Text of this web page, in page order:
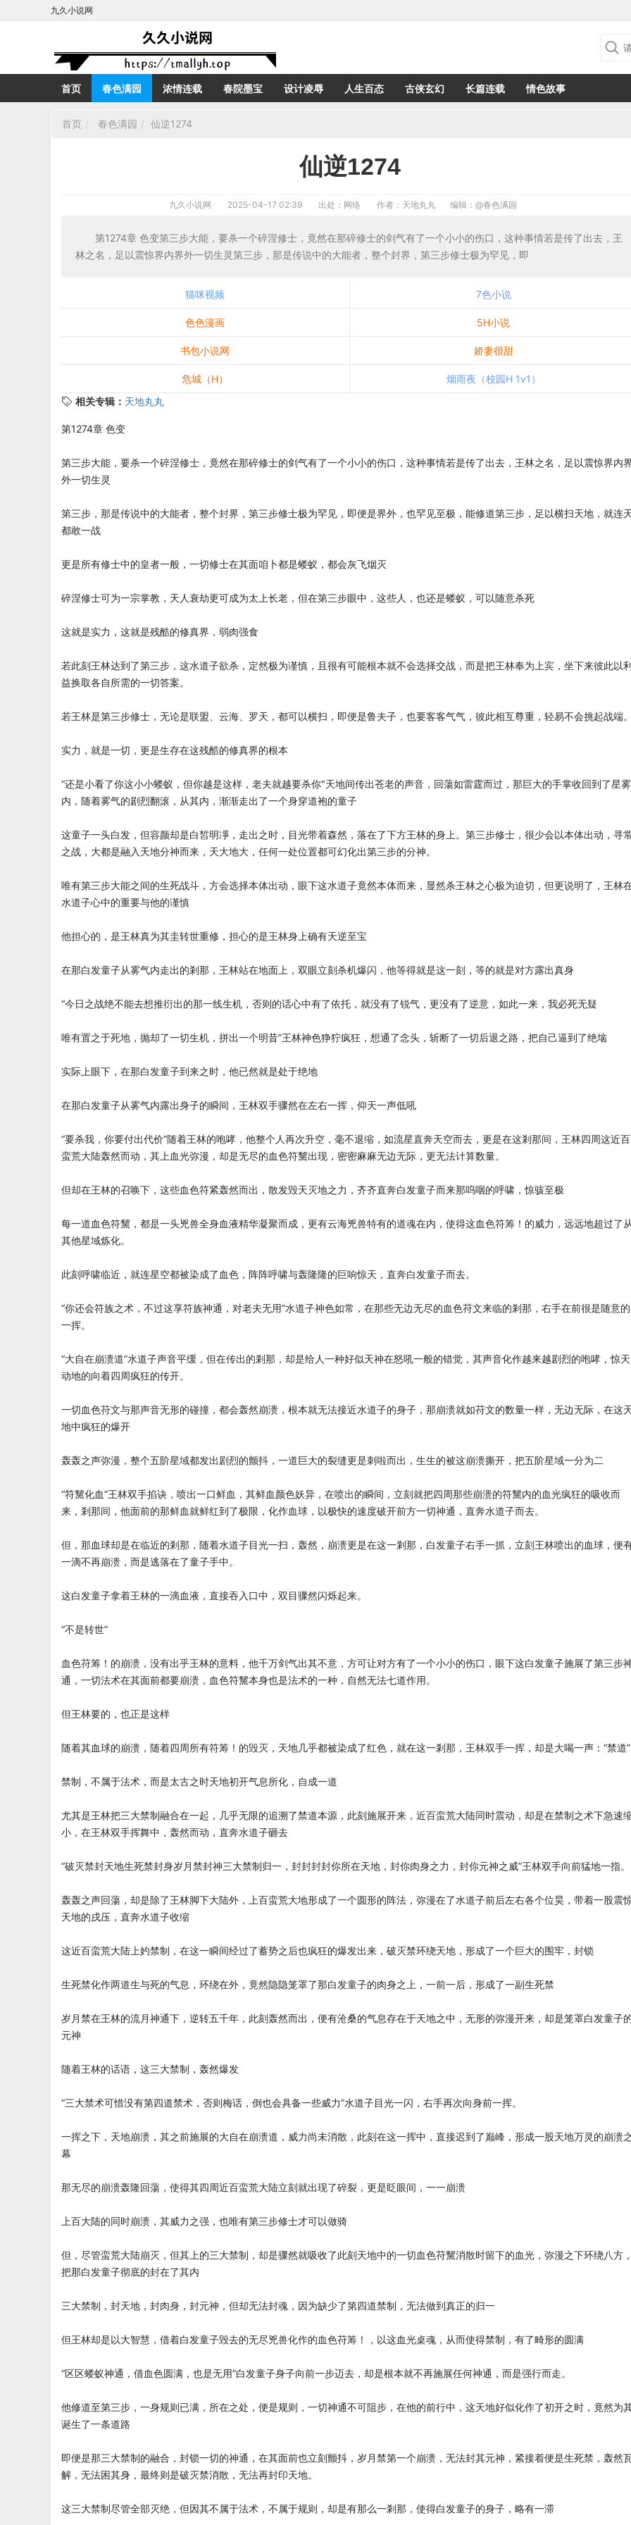
九久小说网
首页 春色满园 浓情连载 春院墨宝 设计凌辱 人生百态 古侠玄幻 长篇连载 情色故事
首页 春色满园 仙逆1274
仙逆1274
九久小说网 2025-04-17 02:39 出处：网络 作者：天地丸丸 编辑： @春色满园
第1274章 色变第三步大能，要杀一个碎涅修士，竟然在那碎修士的剑气有了一个小小的伤口，这种事情若是传了出去，王
林之名，足以震惊界内界外一切生灵第三步，那是传说中的大能者，整个封界，第三步修士极为罕见，即
猫咪视频 7色小说
色色漫画 5H小说
书包小说网 娇妻很甜
危城（H）
烟雨夜（校园H 1v1）
相关专辑： 天地丸丸
第1274章 色变
第三步大能，要杀一个碎涅修士，竟然在那碎修士的剑气有了一个小小的伤口，这种事情若是传了出去，王林之名，足以震惊界内
外一切生灵
第三步，那是传说中的大能者，整个封界，第三步修士极为罕见，即便是界外，也罕见至极，能修道第三步，足以横扫天地，就连
都敢一战
更是所有修士中的皇者一般，一切修士在其面咱卜都是蝼蚁，都会灰飞烟灭
碎涅修士可为一宗掌教，天人衰劫更可成为太上长老，但在第三步眼中，这些人，也还是蝼蚁，可以随意杀死
这就是实力，这就是残酷的修真界，弱肉强食
若此刻王林达到了第三步，这水道子欲杀，定然极为谨慎，且很有可能根本就不会选择交战，而是把王林奉为上宾，坐下来彼此以
益换取各自所需的一切答案。
若王林是第三步修士，无论是联盟、云海、罗天，都可以横扫，即便是鲁夫子，也要客客气气，彼此相互尊重，轻易不会挑起战端
实力，就是一切，更是生存在这残酷的修真界的根本
“还是小看了你这小小蝼蚁，但你越是这样，老夫就越要杀你"天地间传出苍老的声音，回蕩如雷霆而过，那巨大的手掌收回到了星雾
内，随着雾气的剧烈翻滚，从其内，渐渐走出了一个身穿道袍的童子
这童子一头白发，但容颜却是白皙明凈，走出之时，目光带着森然，落在了下方王林的身上。第三步修士，很少会以本体出动，寻
之战，大都是融入天地分神而来，天大地大，任何一处位置都可幻化出第三步的分神。
唯有第三步大能之间的生死战斗，方会选择本体出动，眼下这水道子竟然本体而来，显然杀王林之心极为迫切，但更说明了，王林
水道子心中的重要与他的谨慎
他担心的，是王林真为其圭转世重修，担心的是王林身上确有天逆至宝
在那白发童子从雾气内走出的剎那，王林站在地面上，双眼立刻杀机爆闪，他等得就是这一刻，等的就是对方露出真身
“今日之战绝不能去想推衍出的那一线生机，否则的话心中有了依托，就没有了锐气，更没有了逆意，如此一来，我必死无疑
唯有置之于死地，抛却了一切生机，拼出一个明昔”王林神色狰狞疯狂，想通了念头，斩断了一切后退之路，把自己逼到了绝垴
实际上眼下，在那白发童子到来之时，他已然就是处于绝地
在那白发童子从雾气内露出身子的瞬间，王林双手骤然在左右一挥，仰天一声低吼
“要杀我，你要付出代价”随着王林的咆哮，他整个人再次升空，毫不退缩，如流星直奔天空而去，更是在这剎那间，王林四周这近百
蛮荒大陆轰然而动，其上血光弥漫，却是无尽的血色符黧出现，密密麻麻无边无际，更无法计算数量。
但却在王林的召唤下，这些血色符紧轰然而出，散发毁天灭地之力，齐齐直奔白发童子而来那呜咽的呼啸，惊骇至极
每一道血色符黧，都是一头兇兽全身血液精华凝聚而成，更有云海兇兽特有的道魂在内，使得这血色符筹！的威力，远远地超过了
其他星域炼化。
此刻呼啸临近，就连星空都被染成了血色，阵阵呼啸与轰隆隆的巨响惊天，直奔白发童子而去。
“你还会符族之术，不过这享符族神通，对老夫无用”水道子神色如常，在那些无边无尽的血色苻文来临的剎那，右手在前很是随意的
一挥。
“大自在崩溃道”水道子声音平缓，但在传出的剎那，却是给人一种好似天神在怒吼一般的错觉，其声音化作越来越剧烈的咆哮，惊天
动地的向着四周疯狂的传开。
一切血色苻文与那声音无形的碰撞，都会轰然崩溃，根本就无法接近水道子的身子，那崩溃就如苻文的数量一样，无边无际，在这
地中疯狂的爆开
轰轰之声弥漫，整个五阶星域都发出剧烈的颤抖，一道巨大的裂缝更是刺啦而出，生生的被这崩溃撕开，把五阶星域一分为二
“符黧化血”王林双手掐诀，喷出一口鲜血，其鲜血颜色妖异，在喷出的瞬间，立刻就把四周那些崩溃的符黧内的血光疯狂的吸收而
来，剎那间，他面前的那鲜血就鲜红到了极限，化作血球，以极快的速度破开前方一切神通，直奔水道子而去。
但，那血球却是在临近的剎那，随着水道子目光一扫，轰然，崩溃更是在这一剎那，白发童子右手一抓，立刻王林喷出的血球，便
一滴不再崩溃，而是逃落在了童子手中。
这白发童子拿着王林的一滴血液，直接吞入口中，双目骤然闪烁起来。
“不是转世”
血色苻筹！的崩溃，没有出乎王林的意料，他千万剑气出其不意，方可让对方有了一个小小的伤口，眼下这白发童子施展了第三步
通，一切法术在其面前都要崩溃，血色符黧本身也是法术的一种，自然无法七道作用。
但王林要的，也正是这样
随着其血球的崩溃，随着四周所有符筹！的毁灭，天地几乎都被染成了红色，就在这一剎那，王林双手一挥，却是大喝一声：“禁道”
禁制，不属于法术，而是太古之时天地初开气息所化，自成一道
尤其是王林把三大禁制融合在一起，几乎无限的追溯了禁道本源，此刻施展开来，近百蛮荒大陆同时震动，却是在禁制之术下急速
小，在王林双手挥舞中，轰然而动，直奔水道子砸去
“破灭禁封天地生死禁封身岁月禁封神三大禁制归一，封封封封你所在天地，封你肉身之力，封你元神之威”王林双手向前猛地一指。
轰轰之声回蕩，却是除了王林脚下大陆外，上百蛮荒大地形成了一个圆形的阵法，弥漫在了水道子前后左右各个位昊，带着一股震
天地的戌压，直奔水道子收缩
这近百蛮荒大陆上妁禁制，在这一瞬间经过了蓄势之后也疯狂的爆发出来，破灭禁环绕天地，形成了一个巨大的围牢，封锁
生死禁化作两道生与死的气息，环绕在外，竟然隐隐笼罩了那白发童子的肉身之上，一前一后，形成了一副生死禁
岁月禁在王林的流月神通下，逆转五千年，此刻轰然而出，便有沧桑的气息存在于天地之中，无形的弥漫开来，却是笼罩白发童子
元神
随着王林的话语，这三大禁制，轰然爆发
“三大禁术可惜没有第四道禁术，否则梅话，倒也会具备一些威力”水道子目光一闪，右手再次向身前一挥。
一挥之下，天地崩溃，其之前施展的大自在崩溃道，威力尚未消散，此刻在这一挥中，直接迟到了巅峰，形成一股天地万灵的崩溃
幕
那无尽的崩溃轰隆回蕩，使得其四周近百蛮荒大陆立刻就出现了碎裂，更是眨眼间，一一崩溃
上百大陆的同时崩溃，其威力之强，也唯有第三步修士才可以做骑
但，尽管蛮荒大陆崩灭，但其上的三大禁制，却是骤然就吸收了此刻天地中的一切血色苻黧消散时留下的血光，弥漫之下环绕八方
把那白发童子彻底的封在了其内
三大禁制，封天地，封肉身，封元神，但却无法封魂，因为缺少了第四道禁制，无法做到真正的归一
但王林却是以大智慧，借着白发童子毁去的无尽兇兽化作的血色苻筹！，以这血光桌魂，从而使得禁制，有了畸形的圆满
“区区蝼蚁神通，借血色圆满，也是无用”白发童子身子向前一步迈去，却是根本就不再施展任何神通，而是强行而走。
他修道至第三步，一身规则已满，所在之处，便是规则，一切神通不可阻步，在他的前行中，这天地好似化作了初开之时，竟然为
诞生了一条道路
即便是那三大禁制的融合，封锁一切的神通，在其面前也立刻颤抖，岁月禁第一个崩溃，无法封其元神，紧接着便是生死禁，轰然
解，无法困其身，最终则是破灭禁消散，无法再封印天地。
这三大禁制尽管全部灭绝，但因其不属于法术，不属于规则，却是有那么一剎那，使得白发童子的身子，略有一滞